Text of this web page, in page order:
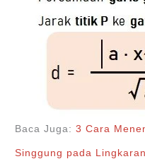
Baca Juga:3 Cara
Singgung pada Lingkaran